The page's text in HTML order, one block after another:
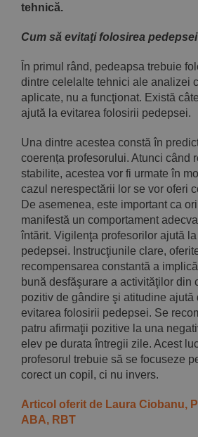
tehnică.
Cum să evitaţi folosirea
În primul rând, pedeapsa trebuie
dintre cele­lalte tehnici ale analizei
aplicate, nu a funcţionat. Există
ajută la evitarea folosirii pedepsei.
Una dintre acestea constă în
coerența profe­sorului. Atunci când
stabilite, acestea vor fi urmate în
cazul nerespectării lor se vor oferi
De asemenea, este important ca
ma­nifestă un comportament
întărit. Vigilenţa profe­sorilor ajută
pedepsei. Instrucţiunile clare,
recompensarea constantă a
bună desfăşurare a activităţilor din
pozitiv de gândire şi atitudine ajută
evitarea folosirii pedepsei. Se
patru afirmaţii pozitive la una
elev pe durata întregii zile. Acest
profesorul trebuie să se focuseze
corect un copil, ci nu invers.
Articol oferit de Laura Ciobanu,
ABA, RBT